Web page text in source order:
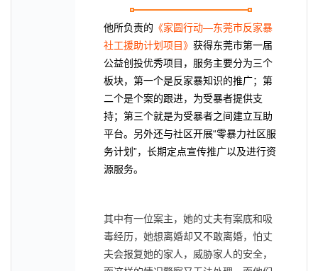
他所负责的 《家圆行动—东莞市反家暴
社工援助计划项目》 获得东莞市第一届
公益创投优秀项目， 服务主要分为三个
板块，第一个是反家暴知识的推广；第
二个是个案的跟进，为受暴者提供支
持；第三个就是为受暴者之间建立互助
平台。另外还与社区开展“零暴力社区服
务计划”，长期定点宣传推广以及进行资
源服务。
其中有一位案主，她的丈夫有案底和吸
毒经历，她想离婚却又不敢离婚，怕丈
夫会报复她的家人，威胁家人的安全，